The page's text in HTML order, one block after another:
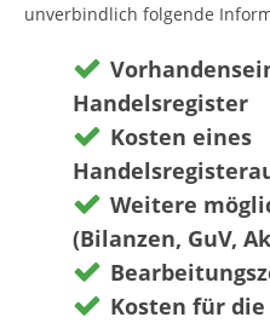
unverbindlich folgende
Handelsregister
Kosten eines
Weitere
(Bilanzen, GuV,
Kosten für